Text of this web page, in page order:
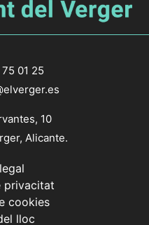
01 25
10
Alicante.
privacitat
cookies
lloc